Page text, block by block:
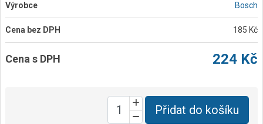
Výrobce Bosch
Cena bez DPH 185 Kč
Cena s DPH 224 Kč
Přidat do košíku